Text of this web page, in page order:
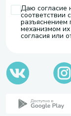
Даю согласие
соответствии с
разъяснением
механизмом
согласия или